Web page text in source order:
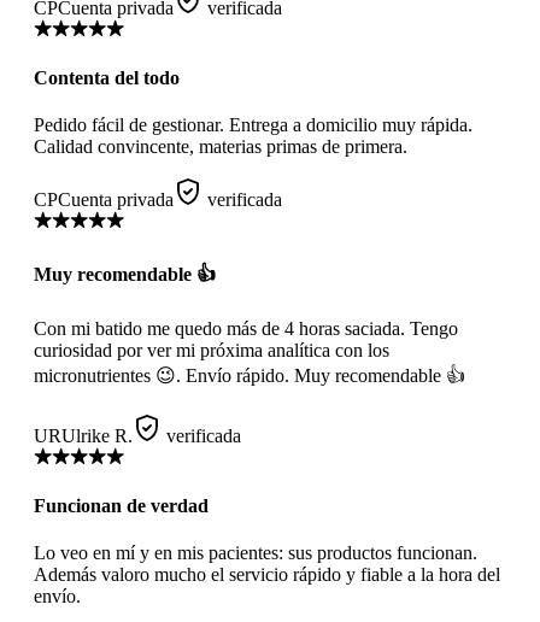
CPCuenta privada verificada
Contenta del todo
Pedido fácil de gestionar. Entrega a domicilio muy rápida.
Calidad convincente, materias primas de primera.
CPCuenta privada verificada
Muy recomendable 👍
Con mi batido me quedo más de 4 horas saciada. Tengo
curiosidad por ver mi próxima analítica con los
micronutrientes 😉. Envío rápido. Muy recomendable 👍
URUlrike R. verificada
Funcionan de verdad
Lo veo en mí y en mis pacientes: sus productos funcionan.
Además valoro mucho el servicio rápido y fiable a la hora del
envío.